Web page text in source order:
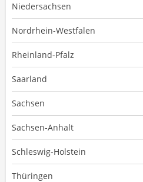
Niedersachsen
Nordrhein-Westfalen
Rheinland-Pfalz
Saarland
Sachsen
Sachsen-Anhalt
Schleswig-Holstein
Thüringen